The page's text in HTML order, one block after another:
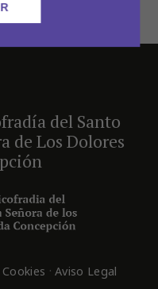
del Santo
de Los Dolores
·Aviso Legal